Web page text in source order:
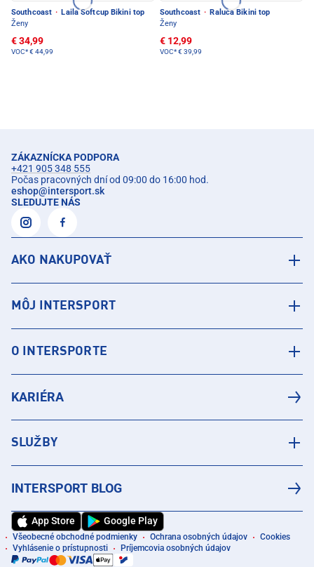
Southcoast · Laila Softcup Bikini top
Ženy
€ 34,99
VOC*€ 44,99
Southcoast · Raluca Bikini top
Ženy
€ 12,99
VOC*€ 39,99
ZÁKAZNÍCKA PODPORA
+421 905 348 555
Počas pracovných dní od 09:00 do 16:00 hod.
eshop@intersport.sk
SLEDUJTE NÁS
AKO NAKUPOVAŤ
MÔJ INTERSPORT
O INTERSPORTE
KARIÉRA
SLUŽBY
INTERSPORT BLOG
App Store Google Play
Všeobecné obchodné podmienky Ochrana osobných údajov
Cookies
Vyhlásenie o prístupnosti
Príjemcovia osobných údajov